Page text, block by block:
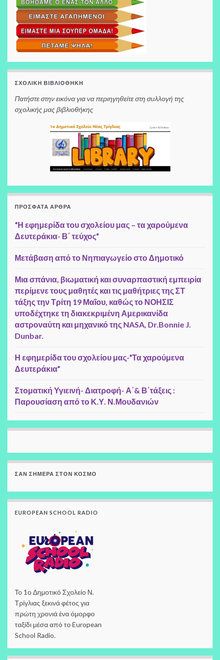
ΣΧΟΛΙΚΉ ΒΙΒΛΙΟΘΉΚΗ
Πατήστε στην εικόνα για να περιηγηθείτε στη συλλογή της
σχολικής μας βιβλιοθήκης
ΠΡΌΣΦΑΤΑ ΆΡΘΡΑ
“Η εφημερίδα του σχολείου μας – τα χαρούμενα
Δευτεράκια- Β΄ τεύχος”
Μετάβαση από το Νηπιαγωγείο στο Δημοτικό
Μια σπάνια, βιωματική και συναρπαστική εμπειρία
περίμενε τους μαθητές και τις μαθήτριες της ΣΤ
τάξης την Τρίτη 19 Μαΐου, καθώς το ΝΟΗΣΙΣ
υποδέχτηκε τη διακεκριμένη Αμερικανίδα
αστροναύτη και μηχανικό της NASA, Dr.Bonnie J.
Dunbar.
Η εφημερίδα του σχολείου μας-“Τα χαρούμενα
Δευτεράκια”
Στοματική Υγιεινή- Διατροφή- Α΄& Β΄τάξεις :
Παρουσίαση από το Κ.Υ. Ν.Μουδανιών
ΣΑΝ ΣΉΜΕΡΑ ΣΤΟΝ ΚΌΣΜΟ
EUROPEAN SCHOOL RADIO
Το 1ο Δημοτικό Σχολείο Ν.
Τρίγλιας ξεκινά φέτος για
πρώτη χρονιά ένα όμορφο
ταξίδι μέσα από το European
School Radio.